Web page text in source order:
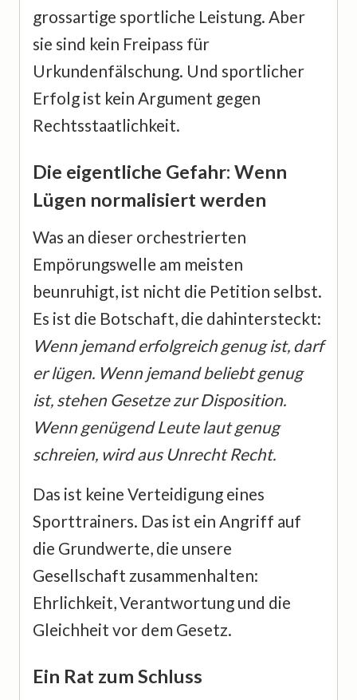
grossartige sportliche Leistung. Aber
sie sind kein Freipass für
Urkundenfälschung. Und sportlicher
Erfolg ist kein Argument gegen
Rechtsstaatlichkeit.
Die eigentliche Gefahr: Wenn
Lügen normalisiert werden
Was an dieser orchestrierten
Empörungswelle am meisten
beunruhigt, ist nicht die Petition selbst.
Es ist die Botschaft, die dahintersteckt:
Wenn jemand erfolgreich genug ist, darf
er lügen. Wenn jemand beliebt genug
ist, stehen Gesetze zur Disposition.
Wenn genügend Leute laut genug
schreien, wird aus Unrecht Recht.
Das ist keine Verteidigung eines
Sporttrainers. Das ist ein Angriff auf
die Grundwerte, die unsere
Gesellschaft zusammenhalten:
Ehrlichkeit, Verantwortung und die
Gleichheit vor dem Gesetz.
Ein Rat zum Schluss